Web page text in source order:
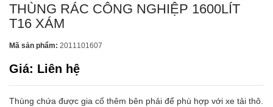
THÙNG RÁC CÔNG NGHIỆP 1600LÍT
T16 XÁM
Mã sản phẩm: 2011101607
Giá: Liên hệ
Thùng chứa được gia cố thêm bên phải để phù hợp với xe tải thô.